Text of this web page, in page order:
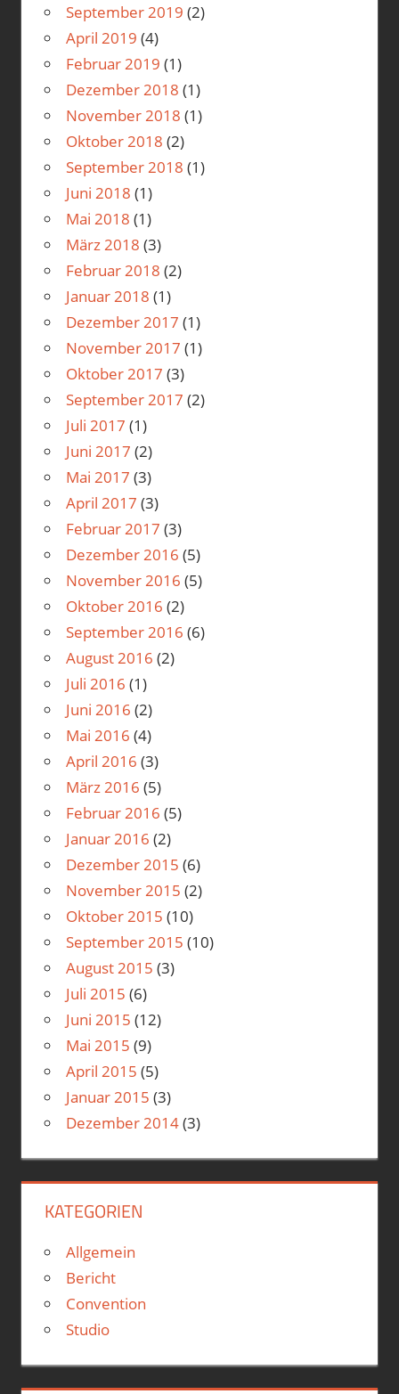
September 2019 (2)
April 2019 (4)
Februar 2019 (1)
Dezember 2018 (1)
November 2018 (1)
Oktober 2018 (2)
September 2018 (1)
Juni 2018 (1)
Mai 2018 (1)
März 2018 (3)
Februar 2018 (2)
Januar 2018 (1)
Dezember 2017 (1)
November 2017 (1)
Oktober 2017 (3)
September 2017 (2)
Juli 2017 (1)
Juni 2017 (2)
Mai 2017 (3)
April 2017 (3)
Februar 2017 (3)
Dezember 2016 (5)
November 2016 (5)
Oktober 2016 (2)
September 2016 (6)
August 2016 (2)
Juli 2016 (1)
Juni 2016 (2)
Mai 2016 (4)
April 2016 (3)
März 2016 (5)
Februar 2016 (5)
Januar 2016 (2)
Dezember 2015 (6)
November 2015 (2)
Oktober 2015 (10)
September 2015 (10)
August 2015 (3)
Juli 2015 (6)
Juni 2015 (12)
Mai 2015 (9)
April 2015 (5)
Januar 2015 (3)
Dezember 2014(3)
KATEGORIEN
Allgemein
Bericht
Convention
Studio